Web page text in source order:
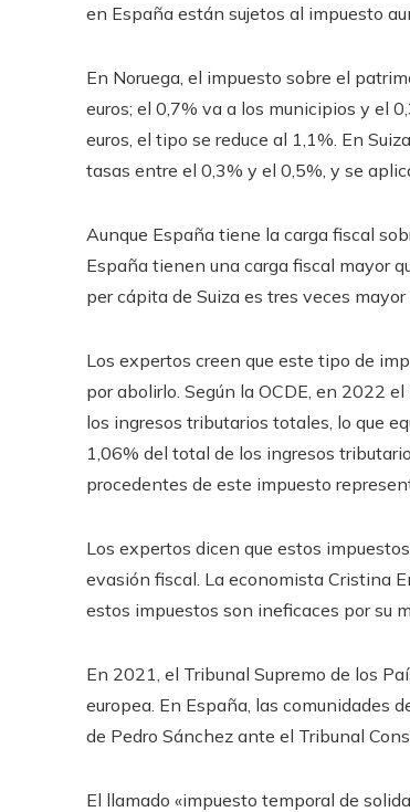
en España están sujetos al impuesto
En Noruega, el impuesto sobre el
euros; el 0,7% va a los municipios y el
euros, el tipo se reduce al 1,1%. En
tasas entre el 0,3% y el 0,5%, y se
Aunque España tiene la carga fiscal
España tienen una carga fiscal mayor
per cápita de Suiza es tres veces
Los expertos creen que este tipo de
por abolirlo. Según la OCDE, en 2022
los ingresos tributarios totales, lo que
1,06% del total de los ingresos
procedentes de este impuesto
Los expertos dicen que estos
evasión fiscal. La economista Cristina
estos impuestos son ineficaces por su
En 2021, el Tribunal Supremo de los
europea. En España, las comunidades
de Pedro Sánchez ante el Tribunal
El llamado «impuesto temporal de